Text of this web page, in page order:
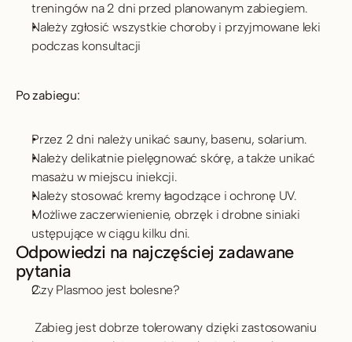
treningów na 2 dni przed planowanym zabiegiem.
Należy zgłosić wszystkie choroby i przyjmowane leki
podczas konsultacji
Po zabiegu:
Przez 2 dni należy unikać sauny, basenu, solarium.
Należy delikatnie pielęgnować skórę, a także unikać
masażu w miejscu iniekcji.
Należy stosować kremy łagodzące i ochronę UV.
Możliwe zaczerwienienie, obrzęk i drobne siniaki
ustępujące w ciągu kilku dni.
Odpowiedzi na najczęściej zadawane
pytania
Czy Plasmoo jest bolesne?